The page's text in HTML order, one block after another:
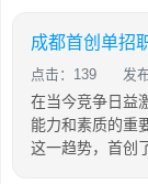
成都首创单招
点击：139 发
在当今竞争日益
能力和素质的重
这一趋势，首创